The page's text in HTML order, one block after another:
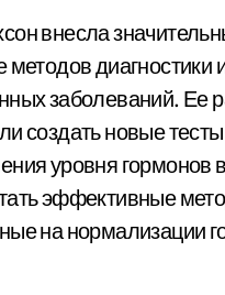
внесла
методов диагностики
заболеваний. Ее
создать новые
уровня гормонов
эффективные
на нормализации